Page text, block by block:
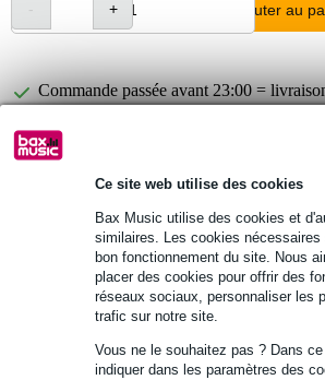
Ce site web utilise des cookies
Bax Music utilise des cookies et
similaires. Les cookies
bon fonctionnement du site. Nous
placer des cookies pour offrir des
réseaux sociaux, personnaliser les
trafic sur notre site.
Vous ne le souhaitez pas ? Dans
indiquer dans les paramètres des
Ajouter au
Commande passée avant 23:00 =
30 jours satisfait ou remboursé
Informations
batte grosse caisse
tête en feutre
Afficher toutes les caractéristiques du produit